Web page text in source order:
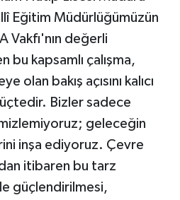
Eğitim Müdürlüğümüzün
Vakfı'nın değerli
kapsamlı çalışma,
olan bakış açısını kalıcı
Bizler sadece
geleceğin
inşa ediyoruz. Çevre
itibaren bu tarz
güçlendirilmesi,